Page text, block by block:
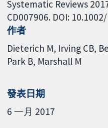
Systematic Reviews
CD007906. DOI:
作者
Dieterich M Irving CB
Park B Marshall M
發表日期
6 一月 2017